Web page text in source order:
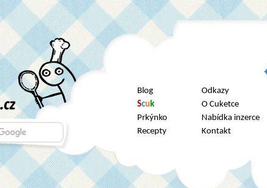
Blog
Scuk
Prkýnko
Recepty
Odkazy
O Cuketce
Nabídka inzerce
Kontakt